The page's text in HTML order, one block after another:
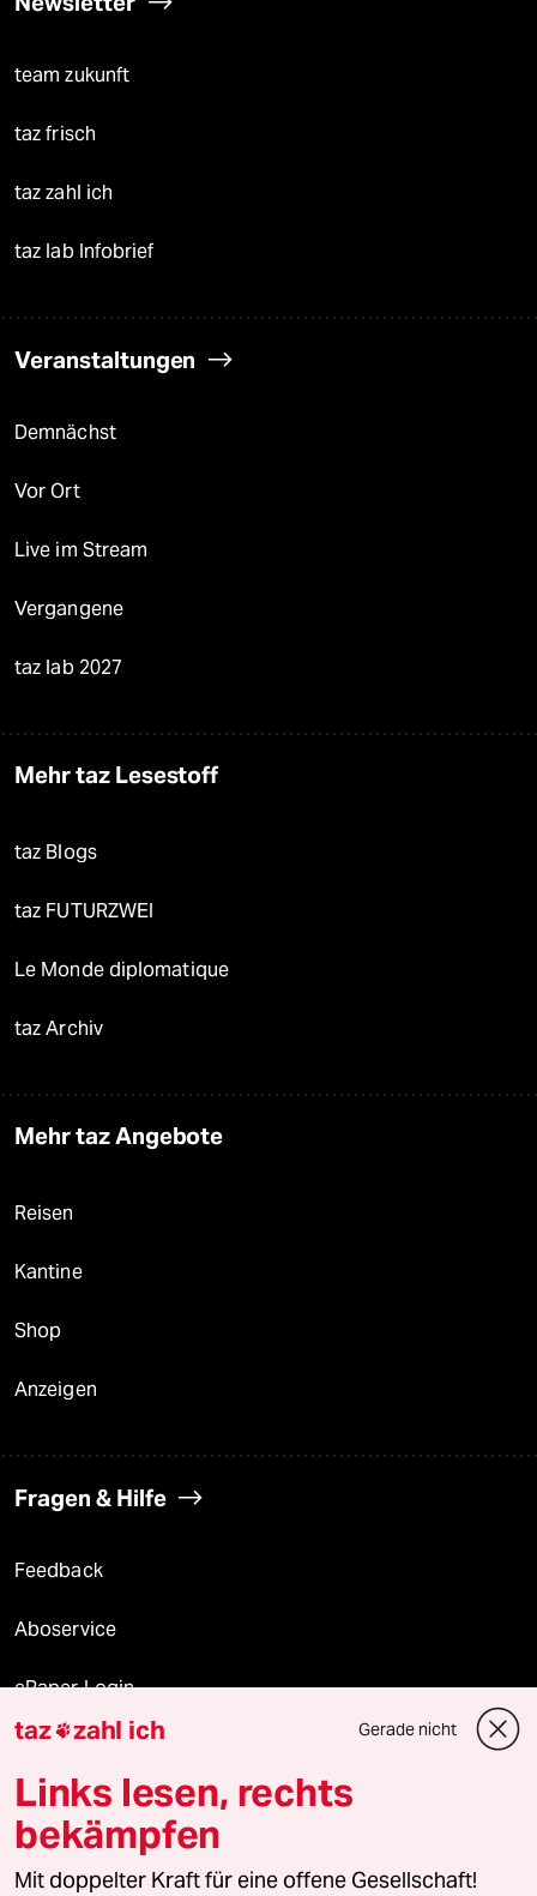
team zukunft
taz frisch
taz zahl ich
taz lab Infobrief
Veranstaltungen
Demnächst
Vor Ort
Live im Stream
Vergangene
taz lab 2027
Mehr taz Lesestoff
taz Blogs
taz FUTURZWEI
Le Monde diplomatique
taz Archiv
Mehr taz Angebote
Reisen
Kantine
Shop
Anzeigen
Fragen & Hilfe
Feedback
Aboservice
ePaper Login
Downloads für Abonnierende
© 2026 taz Verlags und Vertriebs GmbH
Alle Rechte vorbehalten. Bei rechtlichen Fragen oder für Genehmigungen
taz zahl ich Gerade nicht
Links lesen, rechts
bekämpfen
Mit doppelter Kraft für eine offene Gesellschaft!